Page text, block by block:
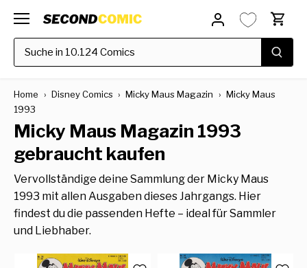
zum
Inhalt
Home › Disney Comics › Micky Maus Magazin › Micky Maus
1993
Micky Maus Magazin 1993
gebraucht kaufen
Vervollständige deine Sammlung der Micky Maus
1993 mit allen Ausgaben dieses Jahrgangs. Hier
findest du die passenden Hefte – ideal für Sammler
und Liebhaber.